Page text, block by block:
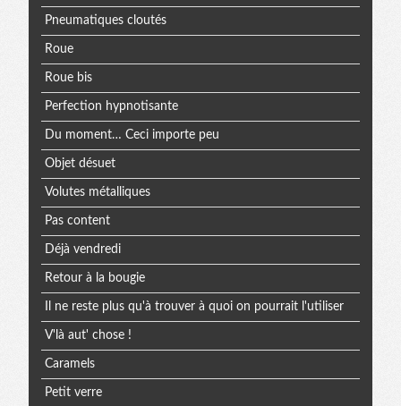
Pneumatiques cloutés
Roue
Roue bis
Perfection hypnotisante
Du moment… Ceci importe peu
Objet désuet
Volutes métalliques
Pas content
Déjà vendredi
Retour à la bougie
Il ne reste plus qu'à trouver à quoi on pourrait l'utiliser
V'là aut' chose !
Caramels
Petit verre